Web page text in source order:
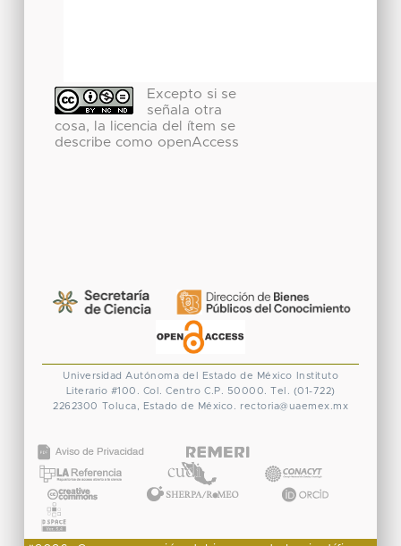
Excepto si se
señala otra
cosa, la licencia del ítem se
describe como openAccess
Universidad Autónoma del Estado de México
Instituto
Literario #100. Col. Centro C.P. 50000. Tel. (01-722)
2262300 Toluca, Estado de México. rectoria@uaemex.mx